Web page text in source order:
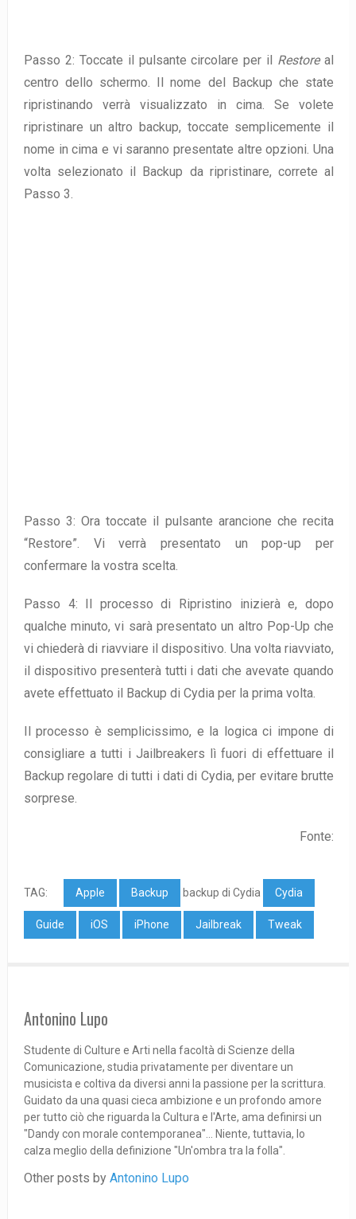
Passo 2: Toccate il pulsante circolare per il Restoreal
centro dello schermo. Il nome del Backup che state
ripristinando verrà visualizzato in cima. Se volete
ripristinare un altro backup, toccate semplicemente il
nome in cima e vi saranno presentate altre opzioni. Una
volta selezionato il Backup da ripristinare, correte al
Passo 3.
Passo 3: Ora toccate il pulsante arancione che recita
“Restore”. Vi verrà presentato un pop-up per
confermare la vostra scelta.
Passo 4: Il processo di Ripristino inizierà e, dopo
qualche minuto, vi sarà presentato un altro Pop-Up che
vi chiederà di riavviare il dispositivo. Una volta riavviato,
il dispositivo presenterà tutti i dati che avevate quando
avete effettuato il Backup di Cydia per la prima volta.
Il processo è semplicissimo, e la logica ci impone di
consigliare a tutti i Jailbreakers lì fuori di effettuare il
Backup regolare di tutti i dati di Cydia, per evitare brutte
sorprese.
Fonte:
TAG: Apple Backup backup di Cydia Cydia
Guide iOS iPhone Jailbreak Tweak
Antonino Lupo
Studente di Culture e Arti nella facoltà di Scienze della
Comunicazione, studia privatamente per diventare un
musicista e coltiva da diversi anni la passione per la scrittura.
Guidato da una quasi cieca ambizione e un profondo amore
per tutto ciò che riguarda la Cultura e l'Arte, ama definirsi un
"Dandy con morale contemporanea"... Niente, tuttavia, lo
calza meglio della definizione "Un'ombra tra la folla".
Other posts by Antonino Lupo